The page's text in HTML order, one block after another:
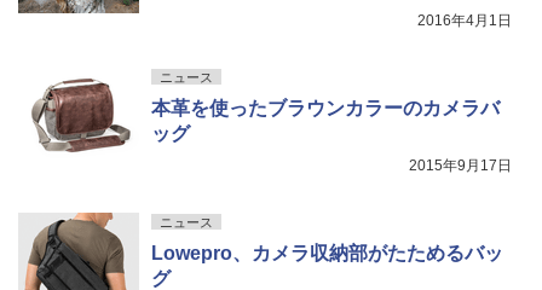
2016年4月1日
ニュース
本革を使ったブラウンカラーのカメラバ
ッグ
2015年9月17日
ニュース
Lowepro、カメラ収納部がたためるバッ
グ